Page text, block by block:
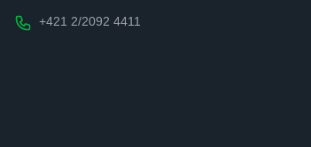
+421 2/2092 4411